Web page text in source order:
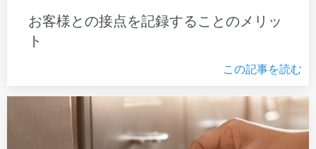
お客様との接点を記録することのメリッ
ト
この記事を読む